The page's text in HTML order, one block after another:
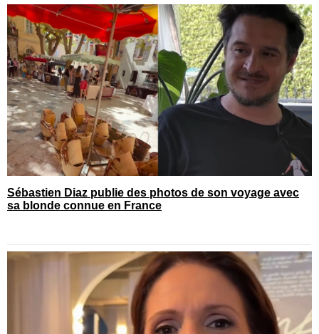
Sébastien Diaz publie des photos de son voyage avec
sa blonde connue en France